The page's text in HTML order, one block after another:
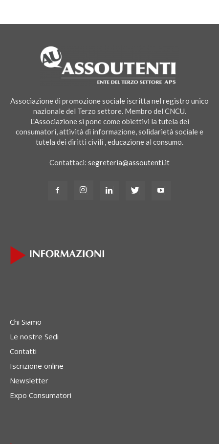
Associazione di promozione sociale iscritta nel registro unico
nazionale del Terzo settore. Membro del CNCU.
L'Associazione si pone come obiettivi la tutela dei
consumatori, attività di informazione, solidarietà sociale e
tutela dei diritti civili , educazione al consumo.
Contattaci: segreteria@assoutenti.it
Chi Siamo
Le nostre Sedi
Contatti
Iscrizione online
Newsletter
Expo Consumatori